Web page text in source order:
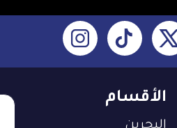
الأقسام